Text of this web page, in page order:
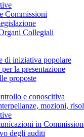
Commissioni
Collegiali
di iniziativa popolare
la presentazione
proposte
e conoscitiva
mozioni,
in
degli auditi